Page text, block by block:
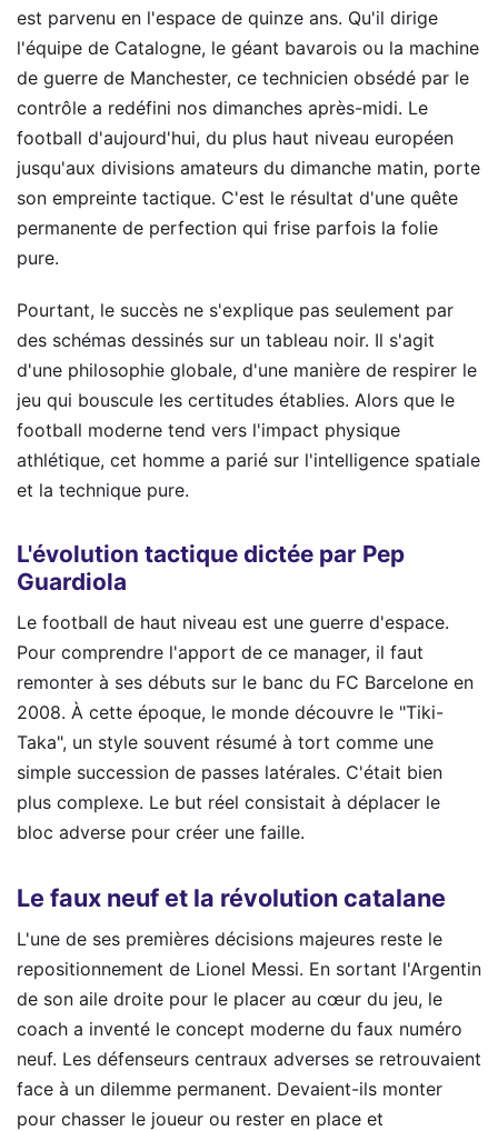
est parvenu en l'espace de quinze ans. Qu'il dirige
l'équipe de Catalogne, le géant bavarois ou la machine
de guerre de Manchester, ce technicien obsédé par le
contrôle a redéfini nos dimanches après-midi. Le
football d'aujourd'hui, du plus haut niveau européen
jusqu'aux divisions amateurs du dimanche matin, porte
son empreinte tactique. C'est le résultat d'une quête
permanente de perfection qui frise parfois la folie
pure.
Pourtant, le succès ne s'explique pas seulement par
des schémas dessinés sur un tableau noir. Il s'agit
d'une philosophie globale, d'une manière de respirer le
jeu qui bouscule les certitudes établies. Alors que le
football moderne tend vers l'impact physique
athlétique, cet homme a parié sur l'intelligence spatiale
et la technique pure.
L'évolution tactique dictée par Pep
Guardiola
Le football de haut niveau est une guerre d'espace.
Pour comprendre l'apport de ce manager, il faut
remonter à ses débuts sur le banc du FC Barcelone en
2008. À cette époque, le monde découvre le "Tiki-
Taka", un style souvent résumé à tort comme une
simple succession de passes latérales. C'était bien
plus complexe. Le but réel consistait à déplacer le
bloc adverse pour créer une faille.
Le faux neuf et la révolution catalane
L'une de ses premières décisions majeures reste le
repositionnement de Lionel Messi. En sortant l'Argentin
de son aile droite pour le placer au cœur du jeu, le
coach a inventé le concept moderne du faux numéro
neuf. Les défenseurs centraux adverses se retrouvaient
face à un dilemme permanent. Devaient-ils monter
pour chasser le joueur ou rester en place et